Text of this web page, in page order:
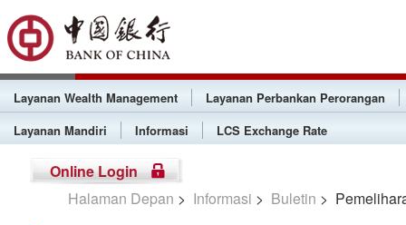
Layanan Wealth Management
Layanan Perbankan Perorangan
Layanan Mandiri
Informasi LCS Exchange Rate
Online Login
Halaman Depan > Informasi > Buletin >